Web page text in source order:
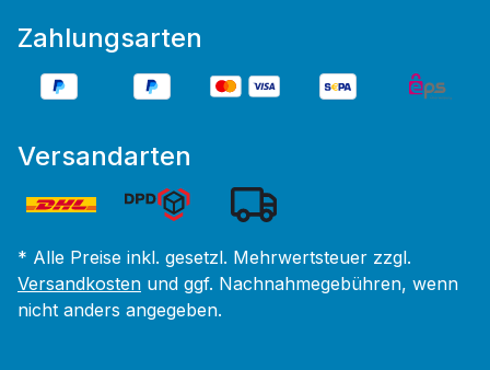
Zahlungsarten
Versandarten
* Alle Preise inkl. gesetzl. Mehrwertsteuer zzgl.
Versandkosten und ggf. Nachnahmegebühren, wenn
nicht anders angegeben.